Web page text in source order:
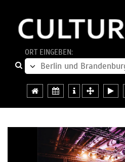
ORT EINGEBEN: